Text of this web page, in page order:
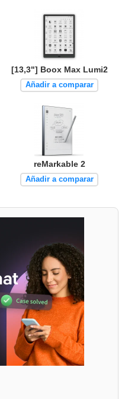
[13,3"] Boox Max Lumi2
Añadir a comparar
reMarkable 2
Añadir a comparar